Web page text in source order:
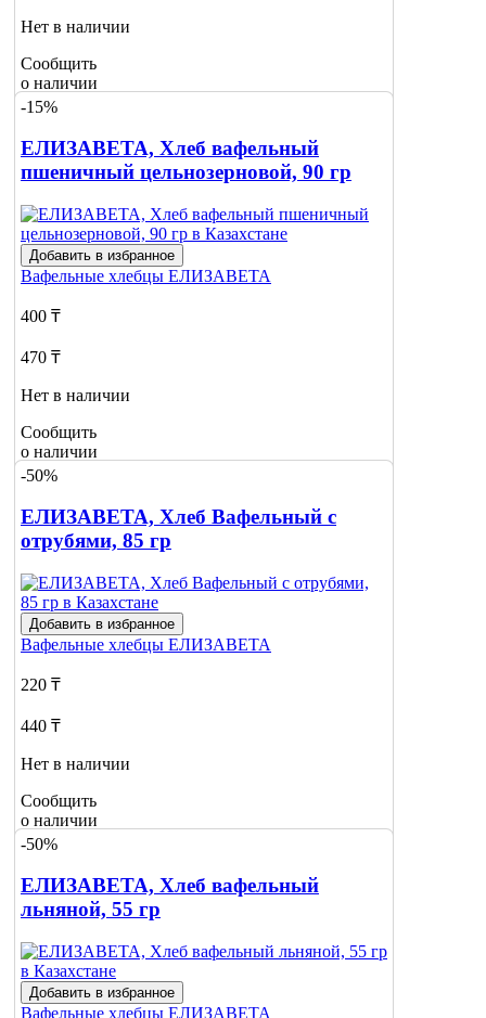
Нет в наличии
Сообщить
о наличии
-15%
ЕЛИЗАВЕТА, Хлеб вафельный
пшеничный цельнозерновой, 90 гр
Добавить в избранное
Вафельные хлебцы ЕЛИЗАВЕТА
400 ₸
470 ₸
Нет в наличии
Сообщить
о наличии
-50%
ЕЛИЗАВЕТА, Хлеб Вафельный с
отрубями, 85 гр
Добавить в избранное
Вафельные хлебцы ЕЛИЗАВЕТА
220 ₸
440 ₸
Нет в наличии
Сообщить
о наличии
1
-50%
ЕЛИЗАВЕТА, Хлеб вафельный
льняной, 55 гр
Добавить в избранное
Вафельные хлебцы ЕЛИЗАВЕТА